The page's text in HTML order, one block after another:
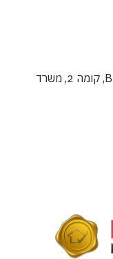
רחוב יגאל אלון 159 תל-אביב כניסה B, קומה 2, משרד